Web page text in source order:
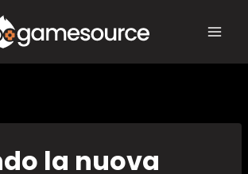
la nuova